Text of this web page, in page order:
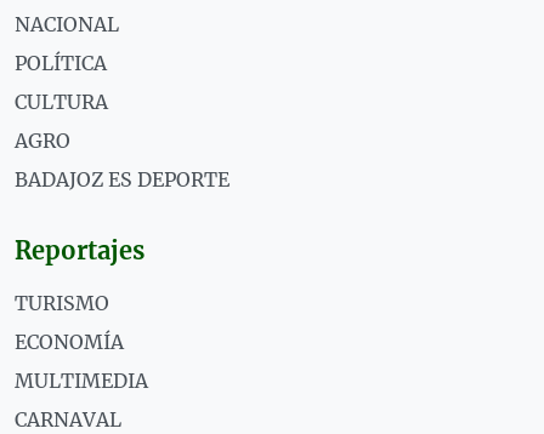
NACIONAL
POLÍTICA
CULTURA
AGRO
BADAJOZ ES DEPORTE
Reportajes
TURISMO
ECONOMÍA
MULTIMEDIA
CARNAVAL